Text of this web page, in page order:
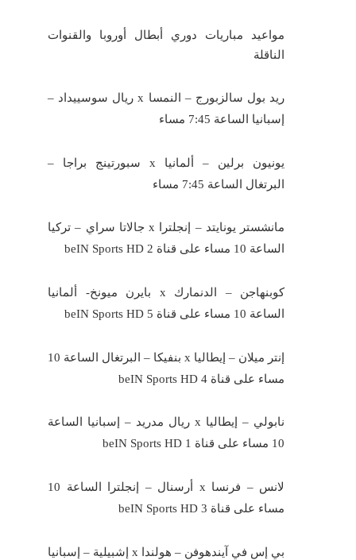
مواعيد مباريات دوري أبطال أوروبا والقنوات
الناقلة
ريد بول سالزبورج – النمسا x ريال سوسييداد –
إسبانيا الساعة 7:45 مساء
يونيون برلين – ألمانيا x سبورتينج براجا –
البرتغال الساعة 7:45 مساء
مانشستر يونايتد – إنجلترا x جالاتا سراي – تركيا
الساعة 10 مساء على قناة beIN Sports HD 2
كوبنهاجن – الدنمارك x بايرن ميونخ- ألمانيا
الساعة 10 مساء على قناة beIN Sports HD 5
إنتر ميلان – إيطاليا x بنفيكا – البرتغال الساعة 10
مساء على قناة beIN Sports HD 4
نابولي – إيطاليا x ريال مدريد – إسبانيا الساعة
10 مساء على قناة beIN Sports HD 1
لانس – فرنسا x أرسنال – إنجلترا الساعة 10
مساء على قناة beIN Sports HD 3
بي إس في آيندهوفن – هولندا x إشبيلية – إسبانيا